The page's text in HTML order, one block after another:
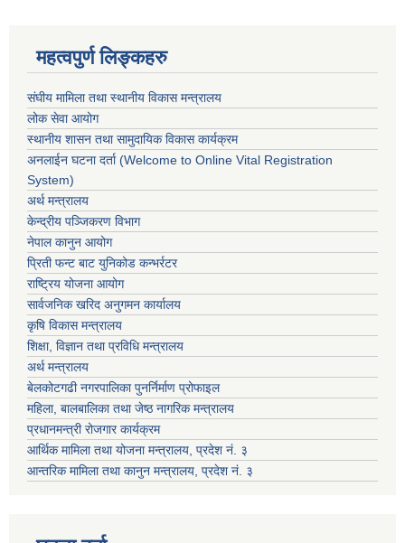
महत्वपुर्ण लिङ्कहरु
संघीय मामिला तथा स्थानीय विकास मन्त्रालय
लोक सेवा आयोग
स्थानीय शासन तथा सामुदायिक विकास कार्यक्रम
अनलाईन घटना दर्ता (Welcome to Online Vital Registration
System)
अर्थ मन्त्रालय
केन्द्रीय पञ्जिकरण विभाग
नेपाल कानुन आयोग
प्रिती फन्ट बाट युनिकोड कन्भर्रटर
राष्ट्रिय योजना आयोग
सार्वजनिक खरिद अनुगमन कार्यालय
कृषि विकास मन्त्रालय
शिक्षा, विज्ञान तथा प्रविधि मन्त्रालय
अर्थ मन्त्रालय
बेलकोटगढी नगरपालिका पुनर्निर्माण प्रोफाइल
महिला, बालबालिका तथा जेष्ठ नागरिक मन्त्रालय
प्रधानमन्त्री रोजगार कार्यक्रम
आर्थिक मामिला तथा योजना मन्त्रालय, प्रदेश नं. ३
आन्तरिक मामिला तथा कानुन मन्त्रालय, प्रदेश नं. ३